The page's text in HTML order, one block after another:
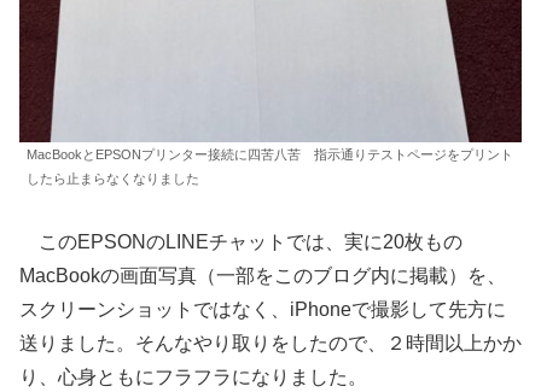
MacBookとEPSONプリンター接続に四苦八苦 指示通りテストページをプリント
したら止まらなくなりました
このEPSONのLINEチャットでは、実に20枚もの
MacBookの画面写真（一部をこのブログ内に掲載）を、
スクリーンショットではなく、iPhoneで撮影して先方に
送りました。そんなやり取りをしたので、２時間以上かか
り、心身ともにフラフラになりました。